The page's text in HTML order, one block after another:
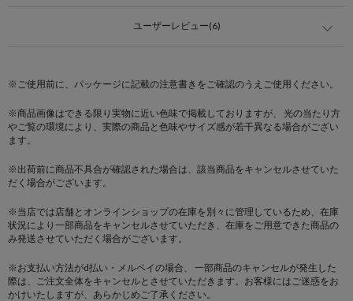
ユーザーレビュー(6)
※ご使用前に、パッケージに記載の注意書きをご確認のうえご使用ください。
※商品画像はできる限り実物に近い色味で掲載しておりますが、 光の当たり方
やご覧の環境により、実際の商品と色味やサイズ感が若干異なる場合がござい
ます。
※出荷前に商品不具合が確認された場合は、該当商品をキャンセルさせていた
だく場合がございます。
※当店では店舗とオンラインショップの在庫を別々に管理しているため、在庫
状況により一部商品をキャンセルさせていただき、在庫をご用意できた商品の
み発送させていただく場合がございます。
※お支払い方法がd払い・メルペイの場合、 一部商品のキャンセルが発生した
際は、ご注文全体をキャンセルとさせていただきます。お客様にはご迷惑をお
かけいたしますが、あらかじめご了承ください。